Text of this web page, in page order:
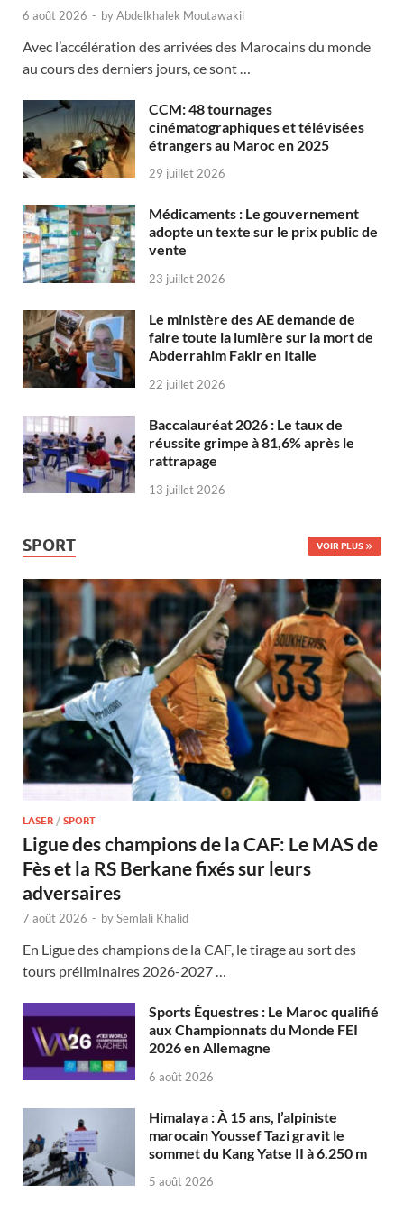
6 août 2026 - byAbdelkhalek Moutawakil
Avec l’accélération des arrivées des Marocains du monde
au cours des derniers jours, ce sont …
CCM: 48 tournages
cinématographiques et télévisées
étrangers au Maroc en 2025
29 juillet 2026
Médicaments : Le gouvernement
adopte un texte sur le prix public de
vente
23 juillet 2026
Le ministère des AE demande de
faire toute la lumière sur la mort de
Abderrahim Fakir en Italie
22 juillet 2026
Baccalauréat 2026 : Le taux de
réussite grimpe à 81,6% après le
rattrapage
13 juillet 2026
SPORT VOIR PLUS
LASER / SPORT
Ligue des champions de la CAF: Le MAS de
Fès et la RS Berkane fixés sur leurs
adversaires
7 août 2026 - bySemlali Khalid
En Ligue des champions de la CAF, le tirage au sort des
tours préliminaires 2026-2027 …
Sports Équestres : Le Maroc qualifié
aux Championnats du Monde FEI
2026 en Allemagne
6 août 2026
Himalaya : À 15 ans, l’alpiniste
marocain Youssef Tazi gravit le
sommet du Kang Yatse II à 6.250 m
5 août 2026